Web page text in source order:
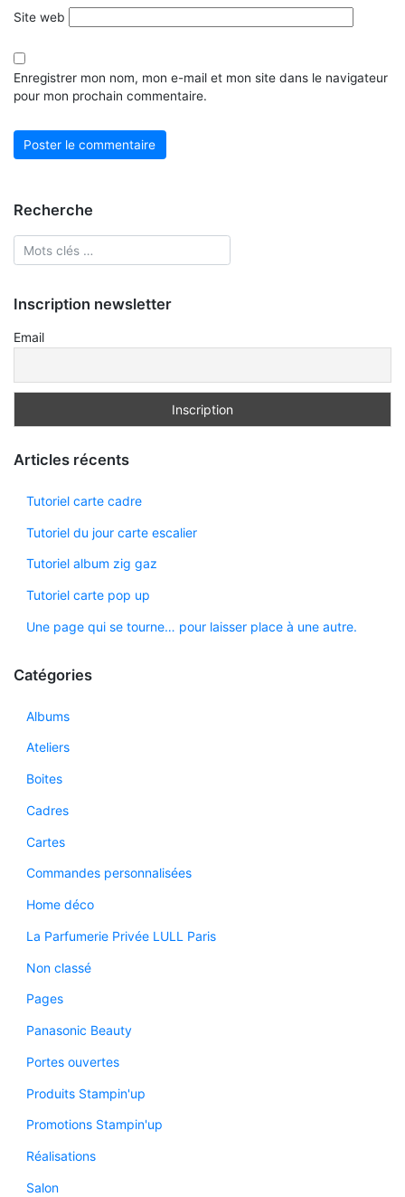
Site web
Enregistrer mon nom, mon e-mail et mon site dans le navigateur
pour mon prochain commentaire.
Recherche
Inscription newsletter
Email
Articles récents
Tutoriel carte cadre
Tutoriel du jour carte escalier
Tutoriel album zig gaz
Tutoriel carte pop up
Une page qui se tourne… pour laisser place à une autre.
Catégories
Albums
Ateliers
Boites
Cadres
Cartes
Commandes personnalisées
Home déco
La Parfumerie Privée LULL Paris
Non classé
Pages
Panasonic Beauty
Portes ouvertes
Produits Stampin'up
Promotions Stampin'up
Réalisations
Salon